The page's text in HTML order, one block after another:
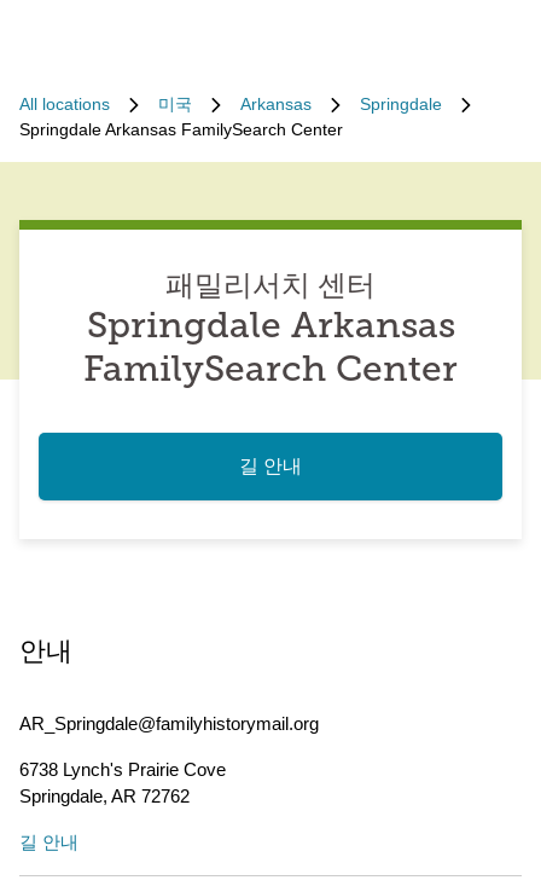
All locations 미국 Arkansas
Springdale
Springdale Arkansas FamilySearch Center
패밀리서치 센터
Springdale Arkansas
FamilySearch Center
길 안내
안내
AR_Springdale@familyhistorymail.org
6738 Lynch's Prairie Cove
Springdale, AR 72762
길 안내